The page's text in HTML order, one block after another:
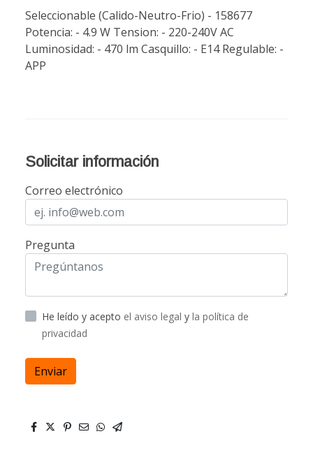
Seleccionable (Calido-Neutro-Frio) - 158677
Potencia: - 4.9 W Tension: - 220-240V AC
Luminosidad: - 470 lm Casquillo: - E14 Regulable: -
APP
Solicitar información
Correo electrónico
Pregunta
He leído y acepto el aviso legal y la política de
privacidad
Enviar